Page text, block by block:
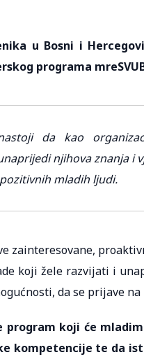
u Bosni i
programa
nastoji da kao
njihova znanja i
mladih ljudi.
zainteresovane,
koji žele razvijati i
da se prijave na
je program koji će
kompetencije te da